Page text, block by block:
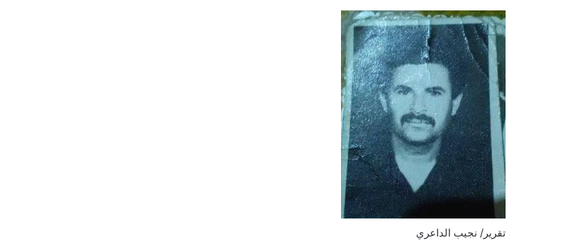
تقرير/ نجيب الداعري